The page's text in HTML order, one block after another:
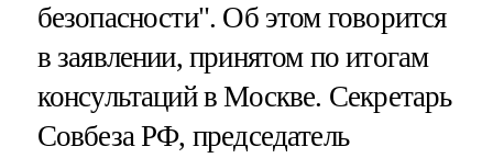
безопасности". Об этом говорится
в заявлении, принятом по итогам
консультаций в Москве. Секретарь
Совбеза РФ, председатель